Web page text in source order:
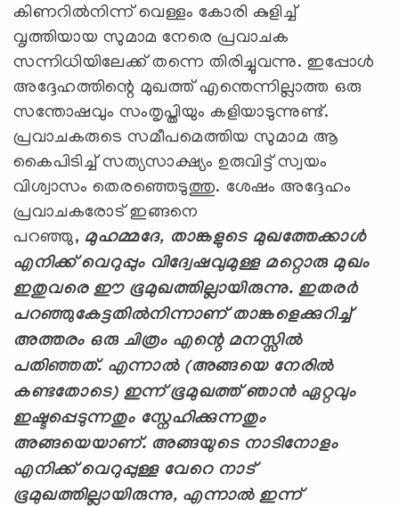
കിണറില്‍നിന്ന് വെള്ളം കോരി കുളിച്ച്
വൃത്തിയായ സുമാമ നേരെ പ്രവാചക
സന്നിധിയിലേക്ക് തന്നെ തിരിച്ചുവന്നു. ഇപ്പോള്‍
അദ്ദേഹത്തിന്റെ മുഖത്ത് എന്തെന്നില്ലാത്ത ഒരു
സന്തോഷവും സംതൃപ്തിയും കളിയാടുന്നുണ്ട്.
പ്രവാചകരുടെ സമീപമെത്തിയ സുമാമ ആ
കൈപിടിച്ച് സത്യസാക്ഷ്യം ഉരുവിട്ട് സ്വയം
വിശ്വാസം തെരഞ്ഞെടുത്തു. ശേഷം അദ്ദേഹം
പ്രവാചകരോട് ഇങ്ങനെ
പറഞ്ഞു, മുഹമ്മദേ, താങ്കളുടെ മുഖത്തേക്കാള്‍
എനിക്ക് വെറുപ്പും വിദ്വേഷവുമുള്ള മറ്റൊരു മുഖം
ഇതുവരെ ഈ ഭൂമുഖത്തില്ലായിരുന്നു. ഇതരര്‍
പറഞ്ഞുകേട്ടതില്‍നിന്നാണ് താങ്കളെക്കുറിച്ച്
അത്തരം ഒരു ചിത്രം എന്റെ മനസ്സില്‍
പതിഞ്ഞത്. എന്നാല്‍ (അങ്ങയെ നേരില്‍
കണ്ടതോടെ) ഇന്ന് ഭൂമുഖത്ത് ഞാന്‍ ഏറ്റവും
ഇഷ്ടപ്പെടുന്നതും സ്നേഹിക്കുന്നതും
അങ്ങയെയാണ്. അങ്ങയുടെ നാടിനോളം
എനിക്ക് വെറുപ്പുള്ള വേറെ നാട്
ഭൂമുഖത്തില്ലായിരുന്നു, എന്നാല്‍ ഇന്ന്